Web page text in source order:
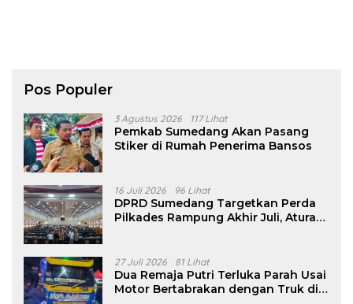
Pos Populer
3 Agustus 2026 117 Lihat
Pemkab Sumedang Akan Pasang
Stiker di Rumah Penerima Bansos
16 Juli 2026 96 Lihat
DPRD Sumedang Targetkan Perda
Pilkades Rampung Akhir Juli, Aturan
27 Juli 2026 81 Lihat
Dua Remaja Putri Terluka Parah Usai
Motor Bertabrakan dengan Truk di